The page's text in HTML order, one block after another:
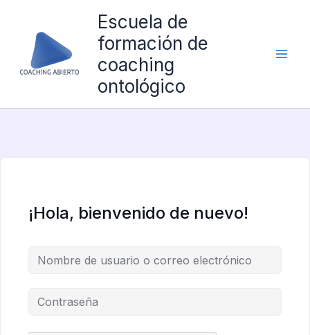
contenido
Escuela de
formación de
coaching
ontológico
¡Hola, bienvenido de nuevo!